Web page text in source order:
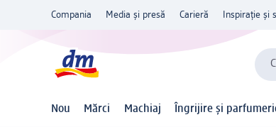
Compania Media și presă Carieră Inspirație și
Nou Mărci Machiaj Îngrijire și